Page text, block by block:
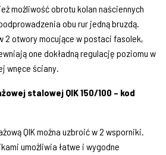
możliwość obrotu kolan naściennych
obu rur jedną bruzdą.
2 otwory mocujące w postaci fasolek,
one dokładną regulację poziomu w
wnęce ściany.
stalowej QIK 150/100 – kod
QIK można uzbroić w 2 wsporniki.
umożliwia łatwe i wygodne